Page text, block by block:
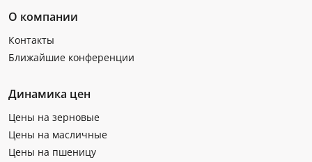
О компании
Контакты
Ближайшие конференции
Динамика цен
Цены на зерновые
Цены на масличные
Цены на пшеницу